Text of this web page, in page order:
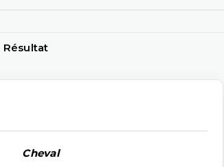
Résultat
Cheval